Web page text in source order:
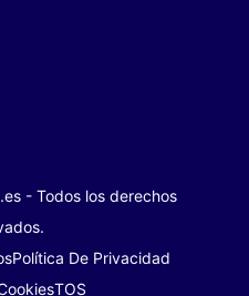
- Todos los derechos
Política De Privacidad
TOS